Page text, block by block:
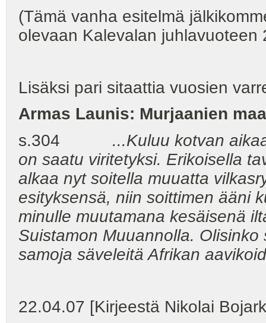
(Tämä vanha esitelmä
olevaan Kalevalan juhlavuoteen
Lisäksi pari sitaattia vuosien
Armas Launis: Murjaanien
s.304 ...Kuluu kotvan
on saatu viritetyksi. Erikoisella
alkaa nyt soitella muuatta
esityksensä, niin soittimen ääni
minulle muutamana kesäisenä
Suistamon Muuannolla.
samoja säveleitä Afrikan
22.04.07 [Kirjeestä Nikolai